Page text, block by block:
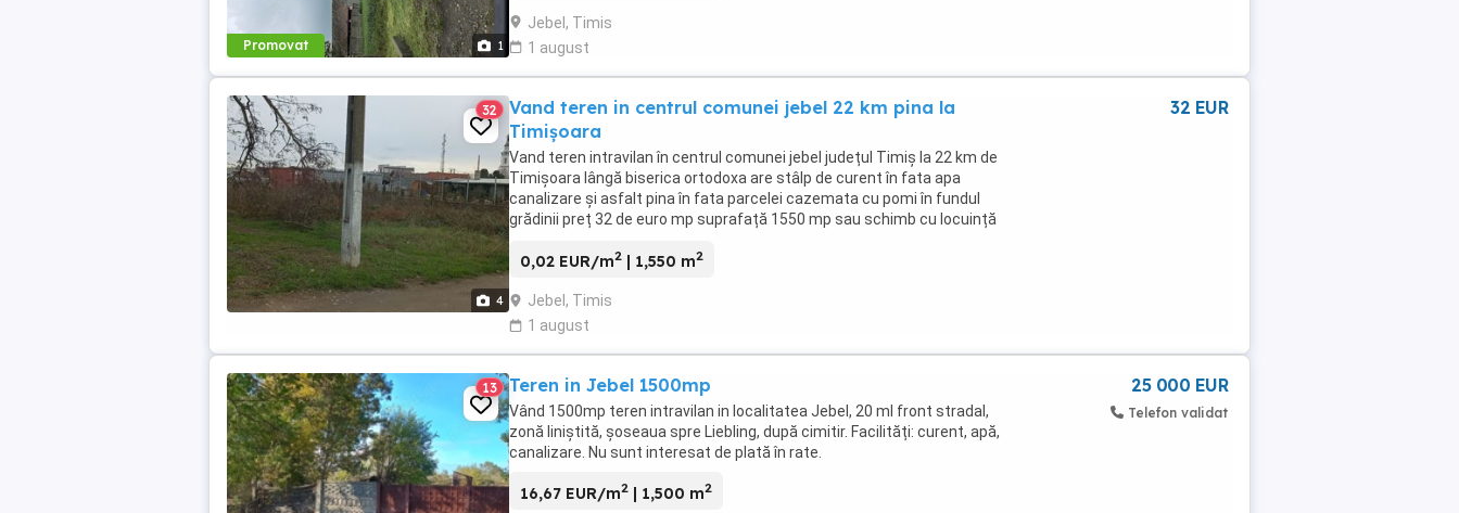
Promovat 1
Jebel, Timis
1 august
4
32
Vand teren in centrul comunei jebel 22 km pina la
Timișoara
Vand teren intravilan în centrul comunei jebel județul Timiș la 22 km de
Timișoara lângă biserica ortodoxa are stâlp de curent în fata apa
canalizare și asfalt pina în fata parcelei cazemata cu pomi în fundul
grădinii preț 32 de euro mp suprafață 1550 mp sau schimb cu locuință
0,02 EUR/m2 | 1,550 m2
Jebel, Timis
1 august
32 EUR
13 Teren in Jebel 1500mp
Vând 1500mp teren intravilan in localitatea Jebel, 20 ml front stradal,
zonă liniștită, șoseaua spre Liebling, după cimitir. Facilități: curent, apă,
canalizare. Nu sunt interesat de plată în rate.
16,67 EUR/m2 | 1,500 m2
25 000 EUR
Telefon validat